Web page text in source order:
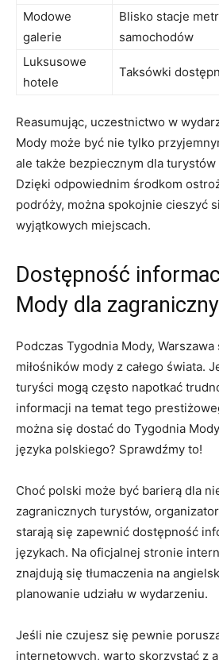
Modowe
galerie
Blisko stacje
samochodów
Luksusowe
hotele
Taksówki
Reasumując, uczestnictwo w
Mody może być nie tylko
ale także‍ bezpiecznym dla turystów
Dzięki ⁢odpowiednim środkom
podróży, można spokojnie cieszyć
wyjątkowych miejscach.
Dostępność
Mody dla
Podczas Tygodnia Mody,
miłośników mody z całego świata.
⁣turyści mogą często​ napotkać
informacji ⁢na temat tego
można się dostać do ​Tygodnia
języka polskiego? Sprawdźmy to!
Choć polski ⁤może być⁤ barierą ⁢dla
zagranicznych turystów,
starają się zapewnić dostępność
językach. Na oficjalnej stronie
znajdują się tłumaczenia ⁤na
planowanie udziału w wydarzeniu.
Jeśli nie czujesz się pewnie
internetowych, warto skorzystać‍ z